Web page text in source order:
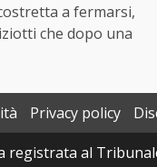
a fermarsi,
che dopo una
Privacy policy
al